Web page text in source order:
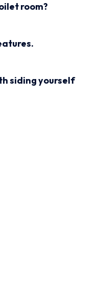
room?
siding yourself